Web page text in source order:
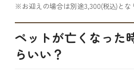
※お迎えの場合は別途3,300(税込) とな
ペットが亡くなった
らいい？